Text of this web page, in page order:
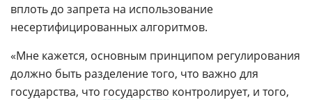
вплоть до запрета на использование
несертифицированных алгоритмов.
«Мне кажется, основным принципом регулирования
должно быть разделение того, что важно для
государства, что государство контролирует, и того,